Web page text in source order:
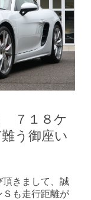
７１８ケ
う御座い
頂きまして、誠
も走行距離が